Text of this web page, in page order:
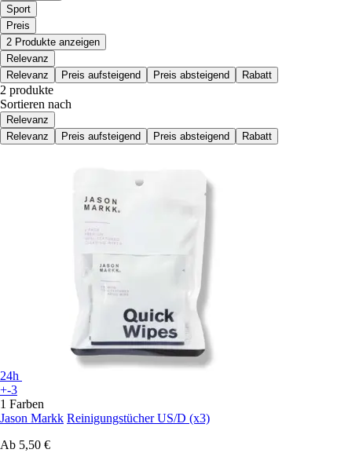
Sport
Preis
2 Produkte anzeigen
Relevanz
Relevanz
Preis aufsteigend Preis absteigend Rabatt
2 produkte
Sortieren nach
Relevanz
Relevanz
Preis aufsteigend Preis absteigend Rabatt
24h
+-3
1 Farben
Jason Markk Reinigungstücher US/D (x3)
Ab 5,50 €